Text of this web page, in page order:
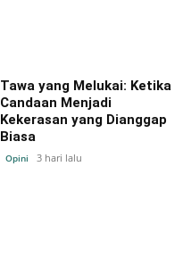
Tawa yang Melukai: Ketika
Candaan Menjadi
Kekerasan yang Dianggap
Biasa
Opini 3 hari lalu